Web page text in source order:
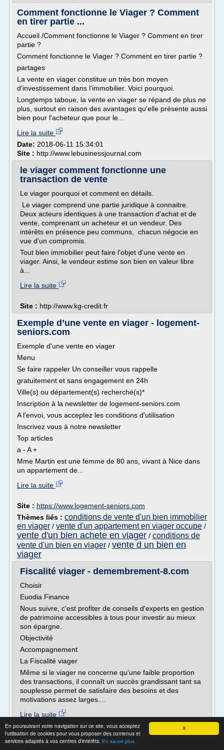
X
En poursuivant votre navigation sur ce site, vous acceptez
l'utilisation de cookies pour vous proposer des contenus et
services adaptés à vos centres d'intérêts. En savoir plus
Comment fonctionne le Viager ? Comment
en tirer partie ...
Accueil /Comment fonctionne le Viager ? Comment en tirer
partie ?
Comment fonctionne le Viager ? Comment en tirer partie ?
partages
La vente en viager constitue un très bon moyen
d'investissement dans l'immobilier. Voici pourquoi.
Longtemps taboue, la vente en viager se répand de plus ne
plus, surtout en raison des avantages qu'elle présente aussi
bien pour l'acheteur que pour le...
Lire la suite
Date: 2018-06-11 15:34:01
Site : http://www.lebusinessjournal.com
le viager comment fonctionne une
transaction de vente
Le viager pourquoi et comment en détails.
Le viager comprend une partie juridique à connaitre.
Deux acteurs identiques à une transaction d'achat et de
vente, comprenant un acheteur et un vendeur. Des
intérêts en présence peu communs, chacun négocie en
vue d'un compromis.
Tout bien immobilier peut faire l'objet d'une vente en
viager. Ainsi, le vendeur estime son bien en valeur libre
à...
Lire la suite
Site : http://www.kg-credit.fr
Exemple d’une vente en viager - logement-
seniors.com
Exemple d'une vente en viager
Menu
Se faire rappeler Un conseiller vous rappelle
gratuitement et sans engagement en 24h
Ville(s) ou département(s) recherché(s)*
Inscription à la newsletter de logement-seniors.com
A l'envoi, vous acceptez les conditions d'utilisation
Inscrivez vous à notre newsletter
Top articles
a - A +
Mme Martin est une femme de 80 ans, vivant à Nice dans
un appartement de...
Lire la suite
Site : https://www.logement-seniors.com
Thèmes liés : conditions de vente d'un bien immobilier
en viager / vente d'un appartement en viager occupe /
vente d'un bien achete en viager / conditions de
vente d'un bien en viager / vente d un bien en
viager
Fiscalité viager - demembrement-8.com
Choisir
Euodia Finance
Nous suivre, c'est profiter de conseils d'experts en gestion
de patrimoine accessibles à tous pour investir au mieux
son épargne.
Objectivité
Accompagnement
La Fiscalité viager
Même si le viager ne concerne qu'une faible proportion
des transactions, il connaît un succès grandissant tant sa
souplesse permet de satisfaire des besoins et des
motivations assez larges....
Lire la suite
Site :http://www.demembrement-8.com